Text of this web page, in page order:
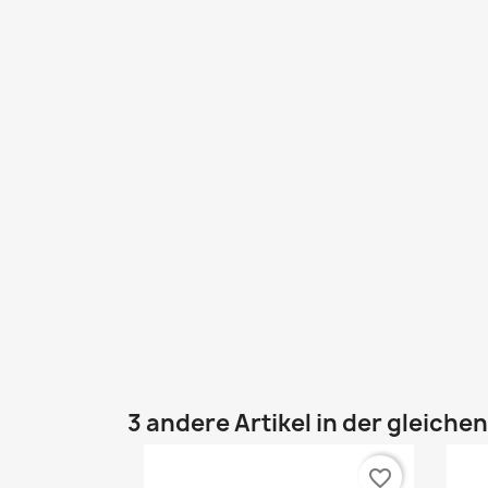
3 andere Artikel in der
favorite_border